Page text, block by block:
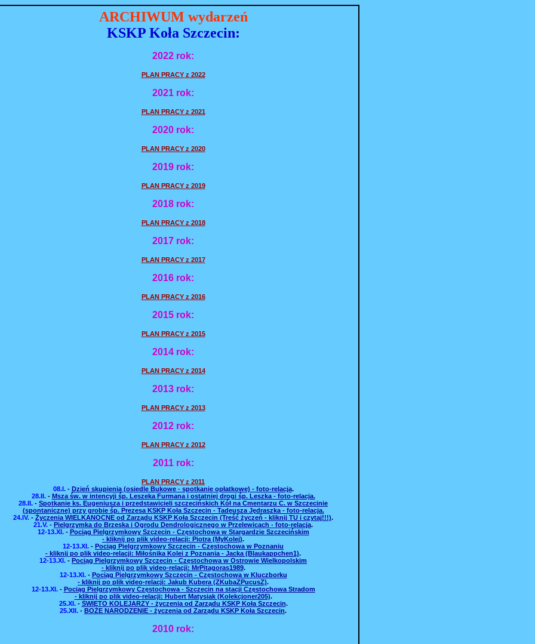
ARCHIWUM wydarzeń
KSKP Koła Szczecin:
2022 rok:
PLAN PRACY z 2022
2021 rok:
PLAN PRACY z 2021
2020 rok:
PLAN PRACY z 2020
2019 rok:
PLAN PRACY z 2019
2018 rok:
PLAN PRACY z 2018
2017 rok:
PLAN PRACY z 2017
2016 rok:
PLAN PRACY z 2016
2015 rok:
PLAN PRACY z 2015
2014 rok:
PLAN PRACY z 2014
2013 rok:
PLAN PRACY z 2013
2012 rok:
PLAN PRACY z 2012
2011 rok:
PLAN PRACY z 2011
08.I.- Dzień skupienia (osiedle Bukowe - spotkanie opłatkowe) - foto-relacja.
28.II.- Msza św. w intencyji śp. Leszeka Furmana i ostatniej drogi śp. Leszka - foto-relacja.
28.II. - Spotkanie ks. Eugeniusza i przedstawicieli szczecińskich Kół na Cmentarzu C. w Szczecinie
(spontaniczne) przy grobie śp. Prezesa KSKP Koła Szczecin - Tadeusza Jędraszka - foto-relacja.
24.IV. - Życzenia WIELKANOCNE od Zarządu KSKP Koła Szczecin (Treść życzeń - kliknij TU i czytaj!!!).
21.V. - Pielgrzymka do Brzeska i Ogrodu Dendrologicznego w Przelewicach - foto-relacja.
12-13.XI.- Pociąg Pielgrzymkowy Szczecin - Częstochowa w Stargardzie Szczecińskim
- kliknij po plik video-relacji: Piotra (MyKolej).
12-13.XI. - Pociąg Pielgrzymkowy Szczecin - Częstochowa w Poznaniu
- kliknij po plik video-relacji: Miłośnika Kolei z Poznania - Jacka (Blaukappchen1).
12-13.XI. - Pociąg Pielgrzymkowy Szczecin - Częstochowa w Ostrowie Wielkopolskim
- kliknij po plik video-relacji: MrPitagoras1989.
12-13.XI.- Pociąg Pielgrzymkowy Szczecin - Częstochowa w Kluczborku
- kliknij po plik video-relacji: Jakub Kubera (ZKubaZPucusZ).
12-13.XI.- Pociąg Pielgrzymkowy Częstochowa - Szczecin na stacji Częstochowa Stradom
- kliknij po plik video-relacji: Hubert Matysiak (Kolekcjoner205).
25.XI.- ŚWIĘTO KOLEJARZY - życzenia od Zarządu KSKP Koła Szczecin.
25.XII. - BOŻE NARODZENIE - życzenia od Zarządu KSKP Koła Szczecin.
2010 rok: